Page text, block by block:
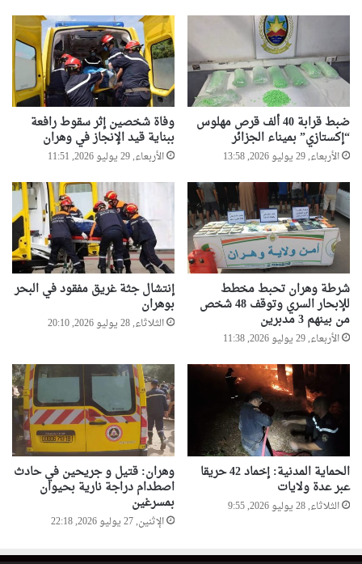
ضبط قرابة 40 ألف قرص مهلوس
“إكستازي” بميناء الجزائر
الأربعاء, 29 يوليو 2026, 13:58
وفاة شخصين إثر سقوط رافعة
ببناية قيد الإنجاز في وهران
الأربعاء, 29 يوليو 2026, 11:51
شرطة وهران تحبط مخطط
للإبحار السري وتوقف 48 شخص
من بينهم 3 مدبرين
الأربعاء, 29 يوليو 2026, 11:38
إنتشال جثة غريق مفقود في البحر
بوهران
الثلاثاء, 28 يوليو 2026, 20:10
الحماية المدنية: إخماد 42 حريقا
عبر عدة ولايات
الثلاثاء, 28 يوليو 2026, 9:55
وهران: قتيل و جريحين في حادث
اصطدام دراجة نارية بحيوان
بمسرغين
الإثنين, 27 يوليو 2026, 22:18